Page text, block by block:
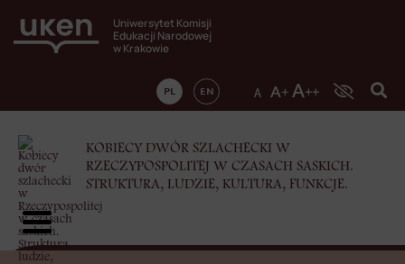
Uniwersytet Komisji
Edukacji Narodowej
w Krakowie
PL EN
KOBIECY DWÓR SZLACHECKI W
RZECZYPOSPOLITEJ W CZASACH SASKICH.
STRUKTURA, LUDZIE, KULTURA, FUNKCJE.